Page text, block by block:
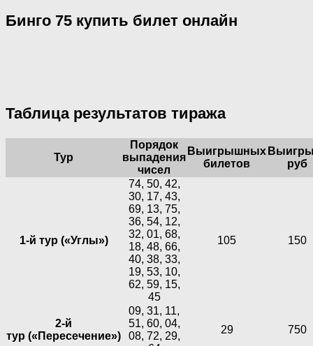
Бинго 75 купить билет онлайн
Таблица результатов тиража
Тур
Порядок
выпадения
чисел
Выигрышных
билетов
руб
1-й тур («Углы»)
74, 50, 42,
30, 17, 43,
69, 13, 75,
36, 54, 12,
32, 01, 68,
18, 48, 66,
40, 38, 33,
19, 53, 10,
62, 59, 15,
45
105 150
2-й
тур («Пересечение»)
09, 31, 11,
51, 60, 04,
08, 72, 29,
29 750